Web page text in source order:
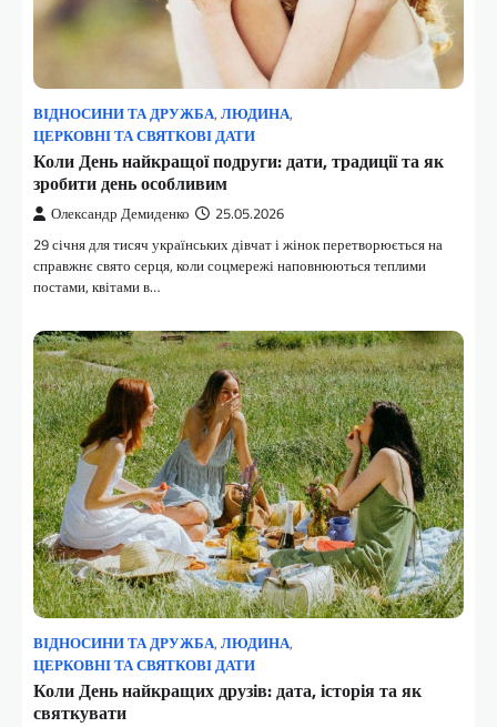
ВІДНОСИНИ ТА ДРУЖБА, ЛЮДИНА,
ЦЕРКОВНІ ТА СВЯТКОВІ ДАТИ
Коли День найкращої подруги: дати, традиції та як
зробити день особливим
Олександр Демиденко 25.05.2026
29 січня для тисяч українських дівчат і жінок перетворюється на
справжнє свято серця, коли соцмережі наповнюються теплими
постами, квітами в…
ВІДНОСИНИ ТА ДРУЖБА, ЛЮДИНА,
ЦЕРКОВНІ ТА СВЯТКОВІ ДАТИ
Коли День найкращих друзів: дата, історія та як
святкувати